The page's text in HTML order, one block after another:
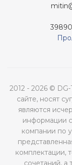
2012 - 2026 ©
сайте, носят
являются
информации
компании по
комплектации,
сочетаний, а